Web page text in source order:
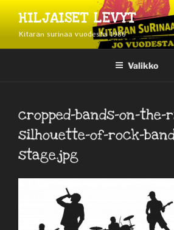
sisältöönHILJAISET LEVYT
Kitaran surinaa vuodesta 1986
Valikko
cropped-bands-on-the-
silhouette-of-rock-
stage.jpg